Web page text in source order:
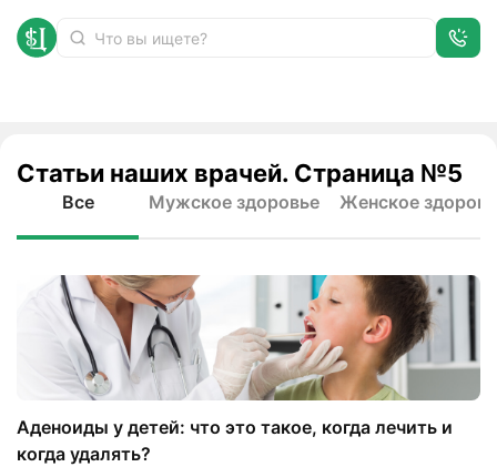
Главная
Статьи
Статьи наших врачей. Страница №5
Все Мужское здоровье Женское
Аденоиды у детей: что это такое, когда лечить и
когда удалять?